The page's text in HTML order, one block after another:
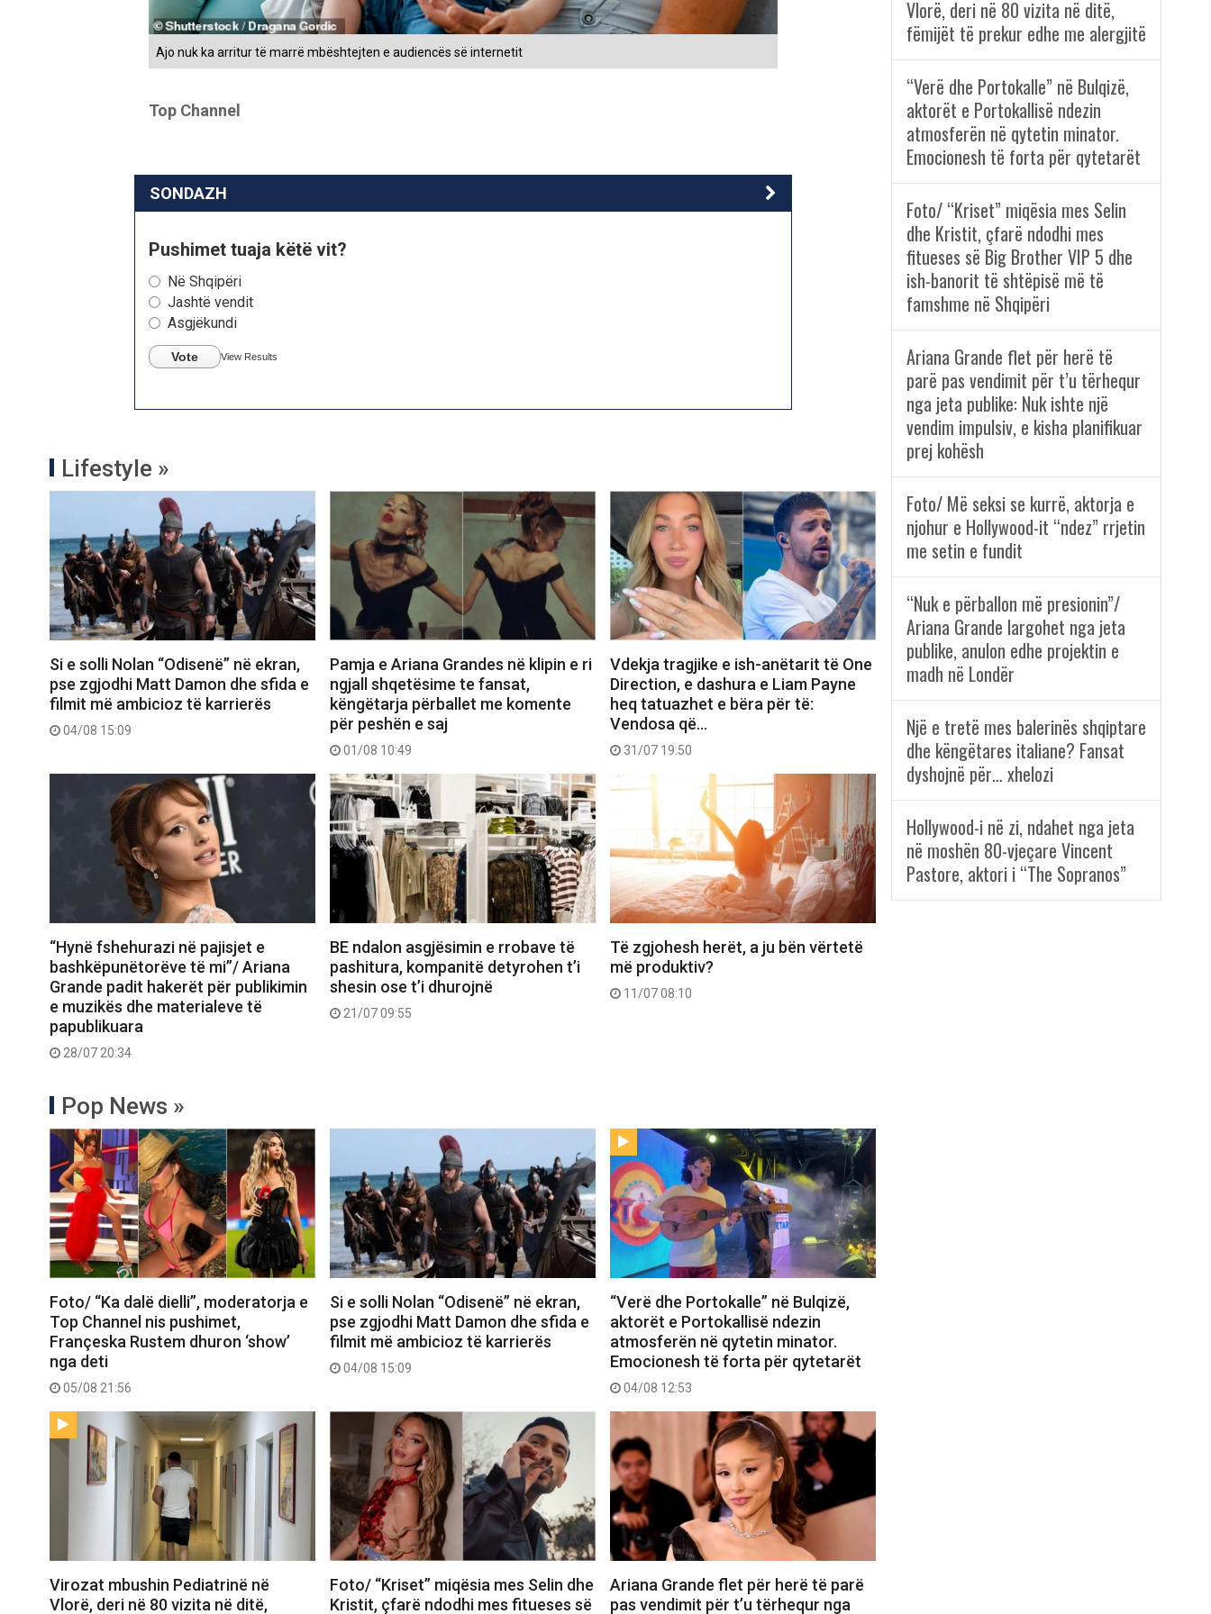
Ajo nuk ka arritur të marrë mbështejten e audiencës së internetit
Top Channel
SONDAZH
Pushimet tuaja këtë vit?
Në Shqipëri
Jashtë vendit
Asgjëkundi
Vote View Results
Lifestyle »
Si e solli Nolan “Odisenë” në ekran,
pse zgjodhi Matt Damon dhe sfida e
filmit më ambicioz të karrierës
04/08 15:09
Pamja e Ariana Grandes në klipin e ri
ngjall shqetësime te fansat,
këngëtarja përballet me komente
për peshën e saj
01/08 10:49
Vdekja tragjike e ish-anëtarit të One
Direction, e dashura e Liam Payne
heq tatuazhet e bëra për të:
Vendosa që…
31/07 19:50
“Hynë fshehurazi në pajisjet e
bashkëpunëtorëve të mi”/ Ariana
Grande padit hakerët për publikimin
e muzikës dhe materialeve të
papublikuara
28/07 20:34
BE ndalon asgjësimin e rrobave të
pashitura, kompanitë detyrohen t’i
shesin ose t’i dhurojnë
21/07 09:55
Të zgjohesh herët, a ju bën vërtetë
më produktiv?
11/07 08:10
Pop News »
Foto/ “Ka dalë dielli”, moderatorja e
Top Channel nis pushimet,
Françeska Rustem dhuron ‘show’
nga deti
05/08 21:56
Si e solli Nolan “Odisenë” në ekran,
pse zgjodhi Matt Damon dhe sfida e
filmit më ambicioz të karrierës
04/08 15:09
“Verë dhe Portokalle” në Bulqizë,
aktorët e Portokallisë ndezin
atmosferën në qytetin minator.
Emocionesh të forta për qytetarët
04/08 12:53
Virozat mbushin Pediatrinë në
Vlorë, deri në 80 vizita në ditë,
Foto/ “Kriset” miqësia mes Selin dhe
Kristit, çfarë ndodhi mes fitueses së
Ariana Grande flet për herë të parë
pas vendimit për t’u tërhequr nga
Vlorë, deri në 80 vizita në ditë,
fëmijët të prekur edhe me alergjitë
“Verë dhe Portokalle” në Bulqizë,
aktorët e Portokallisë ndezin
atmosferën në qytetin minator.
Emocionesh të forta për qytetarët
Foto/ “Kriset” miqësia mes Selin
dhe Kristit, çfarë ndodhi mes
fitueses së Big Brother VIP 5 dhe
ish-banorit të shtëpisë më të
famshme në Shqipëri
Ariana Grande flet për herë të
parë pas vendimit për t’u tërhequr
nga jeta publike: Nuk ishte një
vendim impulsiv, e kisha planifikuar
prej kohësh
Foto/ Më seksi se kurrë, aktorja e
njohur e Hollywood-it “ndez” rrjetin
me setin e fundit
“Nuk e përballon më presionin”/
Ariana Grande largohet nga jeta
publike, anulon edhe projektin e
madh në Londër
Një e tretë mes balerinës shqiptare
dhe këngëtares italiane? Fansat
dyshojnë për… xhelozi
Hollywood-i në zi, ndahet nga jeta
në moshën 80-vjeçare Vincent
Pastore, aktori i “The Sopranos”